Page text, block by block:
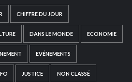
CHIFFRE DU JOUR
DANS LE MONDE ECONOMIE
EVÉNEMENTS
JUSTICE NON CLASSÉ